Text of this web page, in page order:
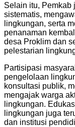
Selain itu, Pemkab
sistematis,
lingkungan, serta
penanaman
desa Proklim dan
pelestarian
Partisipasi
pengelolaan
konsultasi publik,
mengajak warga
lingkungan.
lingkungan juga
dan institusi